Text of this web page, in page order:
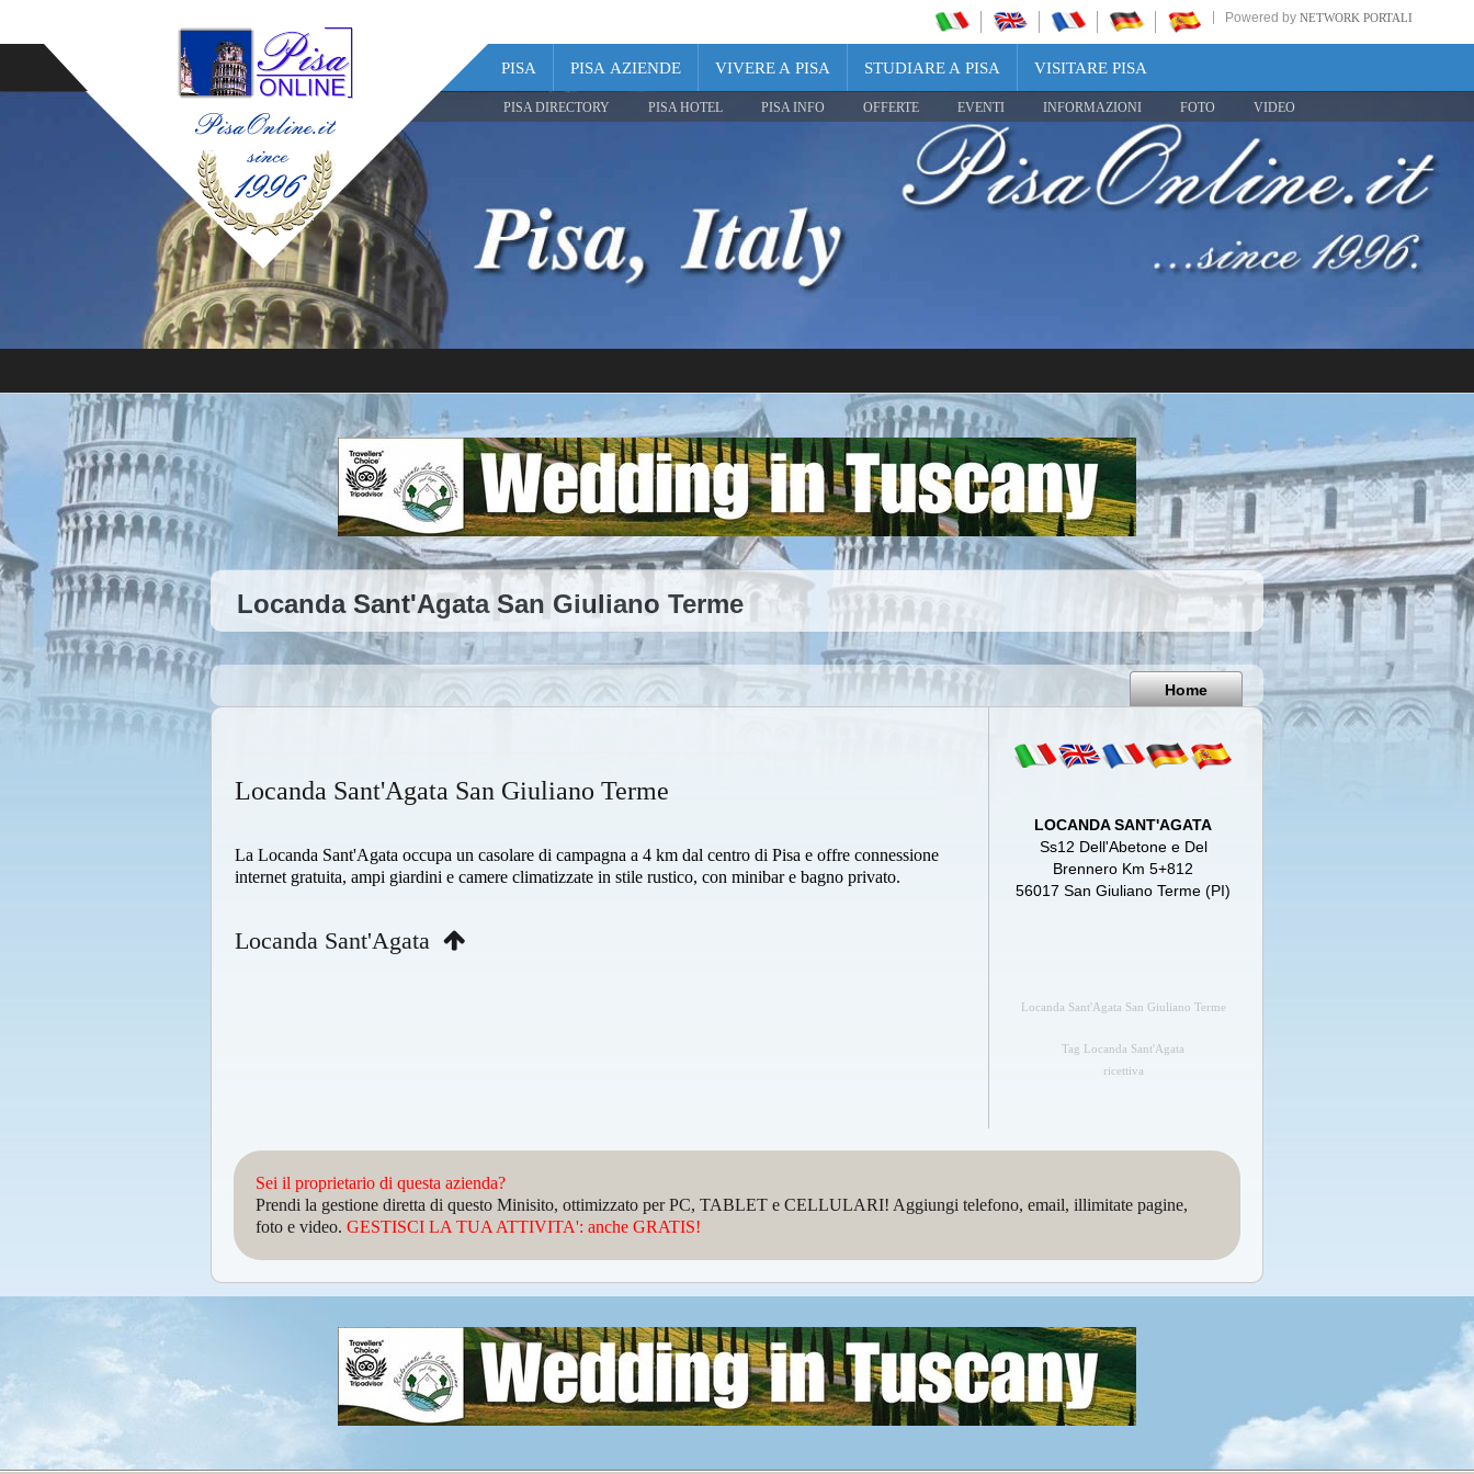
Powered by NETWORK PORTALI
PISA PISA AZIENDE VIVERE A PISA STUDIARE A PISA VISITARE PISA
PISA DIRECTORY PISA HOTEL PISA INFO OFFERTE EVENTI INFORMAZIONI FOTO VIDEO
Share
Pisa
Italy
Locanda Sant'Agata San Giuliano Terme
Home
Locanda Sant'Agata San Giuliano Terme
La Locanda Sant'Agata occupa un casolare di campagna a 4 km dal centro di Pisa e offre connessione
internet gratuita, ampi giardini e camere climatizzate in stile rustico, con minibar e bagno privato.
Locanda Sant'Agata
LOCANDA SANT'AGATA
Ss12 Dell'Abetone e Del
Brennero Km 5+812
56017 San Giuliano Terme (PI)
Locanda Sant'Agata San Giuliano Terme
Tag Locanda Sant'Agata
ricettiva
Sei il proprietario di questa azienda?
Prendi la gestione diretta di questo Minisito, ottimizzato per PC, TABLET e CELLULARI! Aggiungi telefono, email, illimitate pagine,
foto e video. GESTISCI LA TUA ATTIVITA': anche GRATIS!